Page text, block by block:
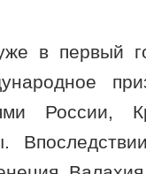
в первый
России,